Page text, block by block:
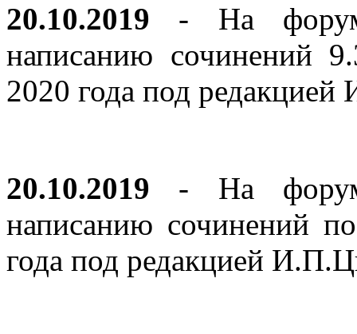
20.10.2019 - На
написанию сочинений
2020 года под
20.10.2019 - На
написанию сочинений
года под редакцией